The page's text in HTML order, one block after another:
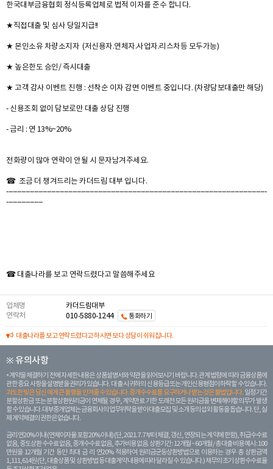
한국대부금융협회 정식등록업체로 법적 이자를 준수 합니다.
★직접대출 및 심사 당일지급!!
★ 본인소유 차량소지자 (저신용자.연체자.사업자.리스차등 모두가능)
★ 높은한도 승인/ 즉시대출
★ 고객 감사 이벤트 진행 : 선착순 이자 감면 이벤트 중입니다. (차량담보대출만 해당)
- 신용조회 없이 담보로만 대출 상담 진행
- 금리 : 연 13%~20%
전화량이 많아 연락이 안될 시 문자남겨주세요.
☎ 조금 더 챙겨드리는 카더드림 대부 입니다.
--------------------------------------------------------------------------------------------------------------------------
-----------------
☎ 대출나라를 보고 연락드렸다고 말씀해주세요
업체명
카더드림대부
연락처
010-5880-1244 통화하기
대출나라를 보고 연락드렸다고 하시면 보다 상담이 쉬워집니다.
※ 유의사항
계약을 체결하기 전에 자세한 내용은 상품설명서와 약관을 읽어보시기 바랍니다. 관계 법령에 따라 금융상품에
관한 중요 사항을 설명받을 권리가 있습니다. 대 출 시 귀하의 신용등급 또는 개인신용평점이 하락할 수 있습니다.
과도한 빚은 당신 에게 큰 불행을 안겨줄 수 있습니다. 중개수수료를 요구하거나 받는 것은 불법입니다. 일정 기간
분할상환금 또는 분할상환원리금이 연체될 경우, 계약만료 기한 도래전 모든 원리금을 변제해야할 의무가 발생
할 수 있습니다. 대부중개업체는 금융회사의 업무위탁을 받아 대출모집 및 소개 등의 섭외 활동을 돕습니다. 단, 실
제 계약체결의 권한은 없습니다.
금리 연20% 이내 (연체이자율 포함 20% 이내) (단, 2021. 7. 7부터 체결, 갱신, 연장되는 계 약에 한함), 취급수수료
없음, 중도상환 수수료 없음, 중개수수료 없음, 추가비용 없음. 상환기간 : 12개월 ~ 60개월 / 총 대출 비용 예시 : 100
만원을 12개월 기간 동안 최대 금 리 연20% 적용하여 원리금균등상환방법으로 이용하는 경우 총 상환금액
1,111,614원 (단, 대출상품 및 상환방법 등 대출계약 내용에 따라 달라질 수 있습니다.) 채무의 조기 상환수수료율